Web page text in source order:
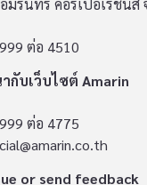
ต่อ 4510
กับเว็บไซต์ Amarin
ต่อ 4775
or send feedback